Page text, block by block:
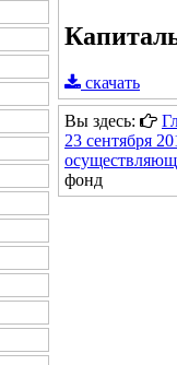
скачать
Вы здесь:
23 сентября
фонд